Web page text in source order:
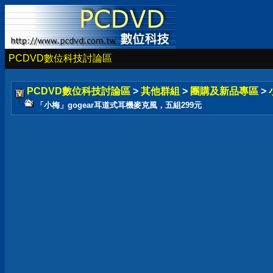
PCDVD數位科技討論區
PCDVD數位科技討論區 > 其他群組 > 團購及新品專區 >
「小梅」gogear耳道式耳機麥克風，五組299元